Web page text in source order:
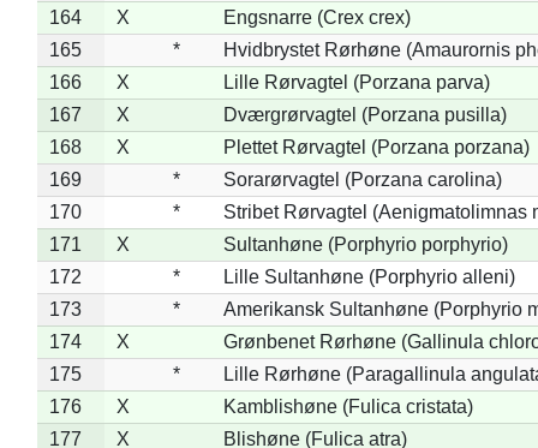
164
X
Engsnarre (Crex crex)
165
*
Hvidbrystet Rørhøne (Amaurornis
166
X
Lille Rørvagtel (Porzana parva)
167
X
Dværgrørvagtel (Porzana pusilla)
168
X
Plettet Rørvagtel (Porzana porzana)
169
*
Sorarørvagtel (Porzana carolina)
170
*
Stribet Rørvagtel (Aenigmatolimnas
171
X
Sultanhøne (Porphyrio porphyrio)
172
*
Lille Sultanhøne (Porphyrio alleni)
173
*
Amerikansk Sultanhøne (Porphyrio
174
X
Grønbenet Rørhøne (Gallinula
175
*
Lille Rørhøne (Paragallinula
176
X
Kamblishøne (Fulica cristata)
177
X
Blishøne (Fulica atra)